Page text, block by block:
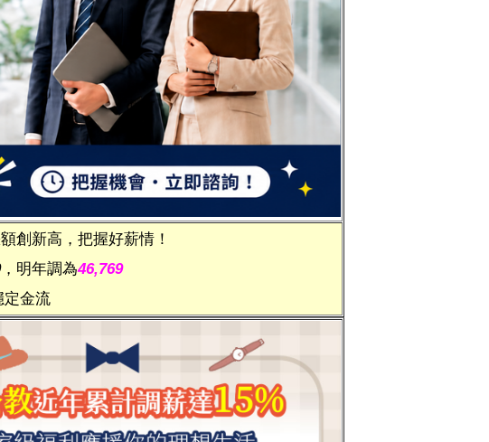
創新高，把握好薪情！
，明年調為46,769
定金流